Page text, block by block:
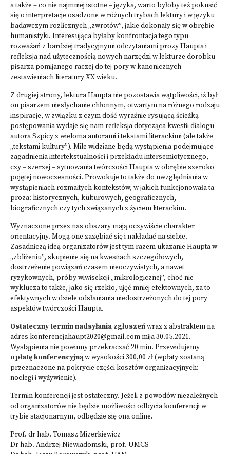
a także – co nie najmniej istotne – języka, warto byłoby też pokusić
się o interpretacje osadzone w różnych trybach lektury i w języku
badawczym rozlicznych „zwrotów”, jakie dokonały się w obrębie
humanistyki. Interesująca byłaby konfrontacja tego typu
rozważań z bardziej tradycyjnymi odczytaniami prozy Haupta i
refleksja nad użytecznością nowych narzędzi w lekturze dorobku
pisarza pomijanego raczej do tej pory w kanonicznych
zestawieniach literatury XX wieku.
Z drugiej strony, lektura Haupta nie pozostawia wątpliwości, iż był
on pisarzem niesłychanie chłonnym, otwartym na różnego rodzaju
inspiracje, w związku z czym dość wyraźnie rysującą ścieżką
postępowania wydaje się nam refleksja dotycząca kwestii dialogu
autora Szpicy z wieloma autorami i tekstami literackimi (ale także
„tekstami kultury”). Mile widziane będą wystąpienia podejmujące
zagadnienia intertekstualności i przekładu intersemiotycznego,
czy – szerzej – sytuowania twórczości Haupta w obrębie szeroko
pojętej nowoczesności. Prowokuje to także do uwzględniania w
wystąpieniach rozmaitych kontekstów, w jakich funkcjonowała ta
proza: historycznych, kulturowych, geograficznych,
biograficznych czy tych związanych z życiem literackim.
Wyznaczone przez nas obszary mają oczywiście charakter
orientacyjny. Mogą one zazębiać się i nakładać na siebie.
Zasadniczą ideą organizatorów jest tym razem ukazanie Haupta w
„zbliżeniu”, skupienie się na kwestiach szczegółowych,
dostrzeżenie powiązań czasem nieoczywistych, a nawet
ryzykownych, próby wiwisekcji „mikrologicznej”, choć nie
wyklucza to także, jako się rzekło, ujęć mniej efektownych, za to
efektywnych w dziele odsłaniania niedostrzeżonych do tej pory
aspektów twórczości Haupta.
Ostateczny termin nadsyłania zgłoszeńwraz z abstraktem na
adres konferencjahaupt2020@gmail.commija 30.05.2021.
Wystąpienia nie powinny przekraczać 20 min. Przewidujemy
opłatę konferencyjnąw wysokości 300,00 zł (wpłaty zostaną
przeznaczone na pokrycie części kosztów organizacyjnych:
noclegi i wyżywienie).
Termin konferencji jest ostateczny. Jeżeli z powodów niezależnych
od organizatorów nie będzie możliwości odbycia konferencji w
trybie stacjonarnym, odbędzie się ona online.
Prof. dr hab. Tomasz Mizerkiewicz
Dr hab. Andrzej Niewiadomski, prof. UMCS